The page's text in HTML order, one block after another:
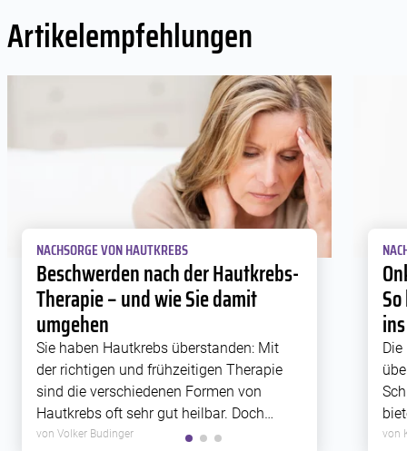
Artikelempfehlungen
NACHSORGE VON HAUTKREBS
Beschwerden nach der Hautkrebs-
Therapie – und wie Sie damit
umgehen
Sie haben Hautkrebs überstanden: Mit
der richtigen und frühzeitigen Therapie
sind die verschiedenen Formen von
Hautkrebs oft sehr gut heilbar. Doch
manchmal haben Hautkrebs-Therapien
von Volker Budinger von